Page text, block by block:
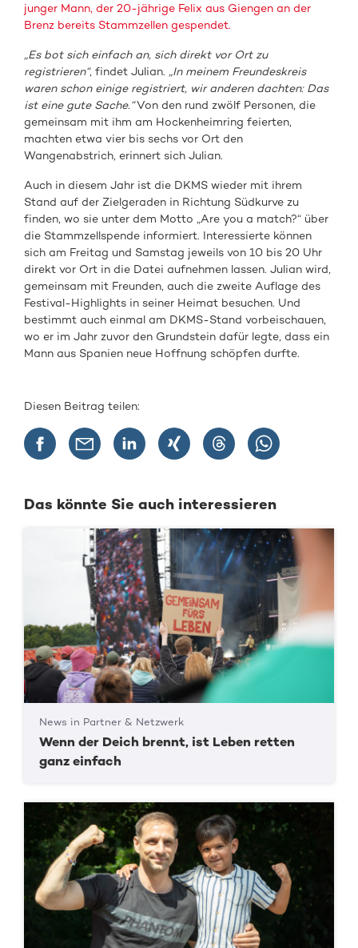
junger Mann, der 20-jährige Felix aus Giengen an der
Brenz bereits Stammzellen gespendet.
„Es bot sich einfach an, sich direkt vor Ort zu
registrieren“, findet Julian. „In meinem Freundeskreis
waren schon einige registriert, wir anderen dachten: Das
ist eine gute Sache.“Von den rund zwölf Personen, die
gemeinsam mit ihm am Hockenheimring feierten,
machten etwa vier bis sechs vor Ort den
Wangenabstrich, erinnert sich Julian.
Auch in diesem Jahr ist die DKMS wieder mit ihrem
Stand auf der Zielgeraden in Richtung Südkurve zu
finden, wo sie unter dem Motto „Are you a match?“ über
die Stammzellspende informiert. Interessierte können
sich am Freitag und Samstag jeweils von 10 bis 20 Uhr
direkt vor Ort in die Datei aufnehmen lassen. Julian wird,
gemeinsam mit Freunden, auch die zweite Auflage des
Festival-Highlights in seiner Heimat besuchen. Und
bestimmt auch einmal am DKMS-Stand vorbeischauen,
wo er im Jahr zuvor den Grundstein dafür legte, dass ein
Mann aus Spanien neue Hoffnung schöpfen durfte.
Diesen Beitrag teilen:
Das könnte Sie auch interessieren
News in Partner & Netzwerk
Wenn der Deich brennt, ist Leben retten
ganz einfach